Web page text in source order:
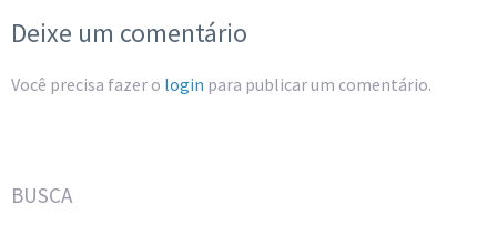
Deixe um comentário
Você precisa fazer o login para publicar um comentário.
BUSCA